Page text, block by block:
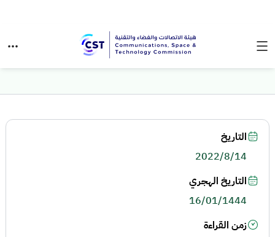
التاريخ
2022/8/14
التاريخ الهجري
16/01/1444
زمن القراءة